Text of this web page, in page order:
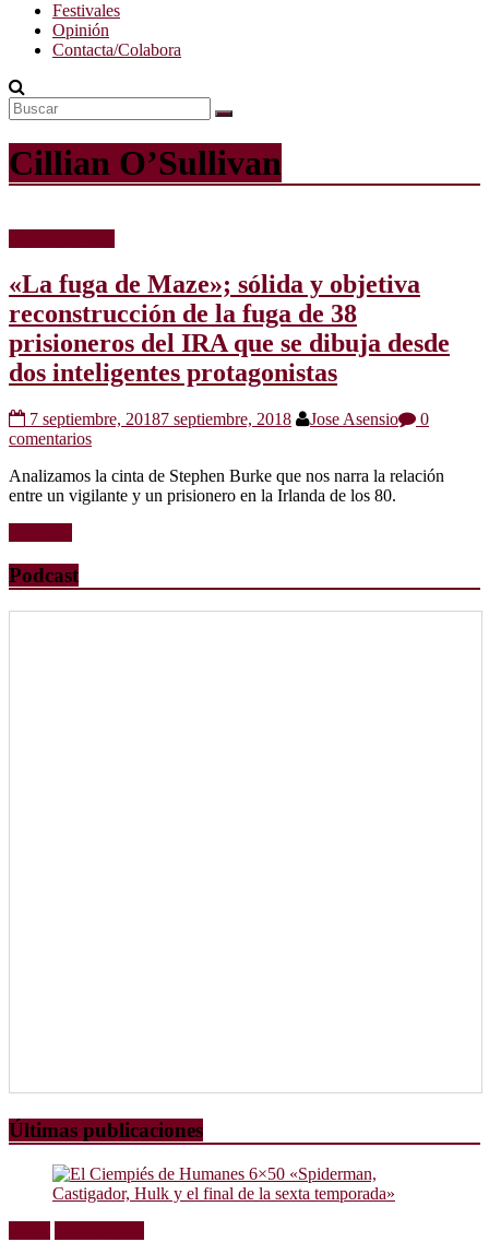
Festivales
Opinión
Contacta/Colabora
Cillian O’Sullivan
«La fuga de Maze»; sólida y objetiva
reconstrucción de la fuga de 38
prisioneros del IRA que se dibuja desde
dos inteligentes protagonistas
7 septiembre, 20187 septiembre, 2018 Jose Asensio
0
comentarios
Analizamos la cinta de Stephen Burke que nos narra la relación
entre un vigilante y un prisionero en la Irlanda de los 80.
Podcast
Últimas publicaciones